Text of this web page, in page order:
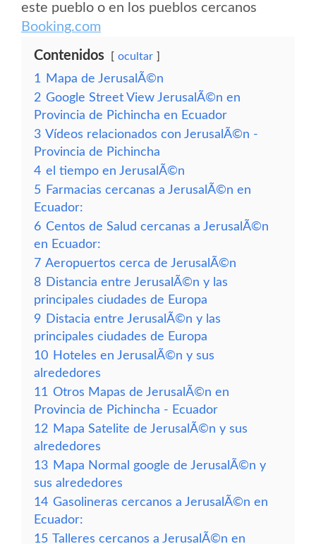
este pueblo o en los pueblos cercanos
Booking.com
Contenidos ocultar
1
Mapa de JerusalÃ©n
2 Google Street View JerusalÃ©n en
Provincia de Pichincha en Ecuador
3 Vídeos relacionados con JerusalÃ©n -
Provincia de Pichincha
4 el tiempo en JerusalÃ©n
5 Farmacias cercanas a JerusalÃ©n en
Ecuador:
6 Centos de Salud cercanas a JerusalÃ©n
en Ecuador:
7 Aeropuertos cerca de JerusalÃ©n
8 Distancia entre JerusalÃ©n y las
principales ciudades de Europa
9 Distacia entre JerusalÃ©n y las
principales ciudades de Europa
10 Hoteles en JerusalÃ©n y sus
alrededores
11 Otros Mapas de JerusalÃ©n en
Provincia de Pichincha - Ecuador
12 Mapa Satelite de JerusalÃ©n y sus
alrededores
13 Mapa Normal google de JerusalÃ©n y
sus alrededores
14 Gasolineras cercanos a JerusalÃ©n en
Ecuador:
15 Talleres cercanos a JerusalÃ©n en